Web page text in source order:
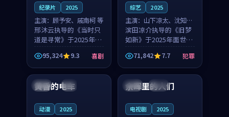
纪录片 2025
主演： 顾予安、戚南柯 等
邢沐云执导的《当时只
道是寻常》于2025年面
世，泰国的城市气质与
母女情深的人物心境共
同构筑了影片基调。顾
予安、戚南柯用细腻的
表演撑起整部喜剧电
95,324 9.3 喜剧
综艺 2025
主演： 山下凉太、沈知韵
等
滨田凉介执导的《旧梦
如新》于2025年面世，
中国台湾的城市气质与
异国相遇的人物心境共
同构筑了影片基调。山
下凉太、沈知韵用细腻
的表演撑起整部犯罪
71,842 7.7 犯罪
日本 4K
黄昏的电车
动漫 2025
泰国 完结
余晖里的人们
电视剧 2025